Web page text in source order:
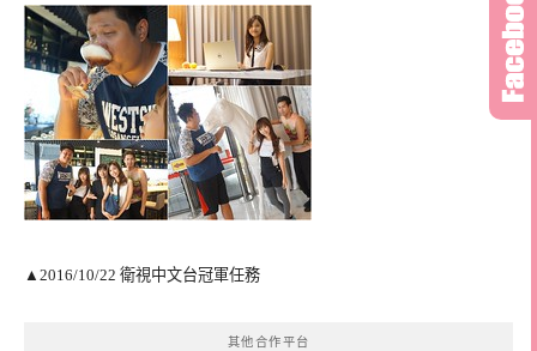
▲2016/10/22 衛視中文台冠軍任務
其他合作平台